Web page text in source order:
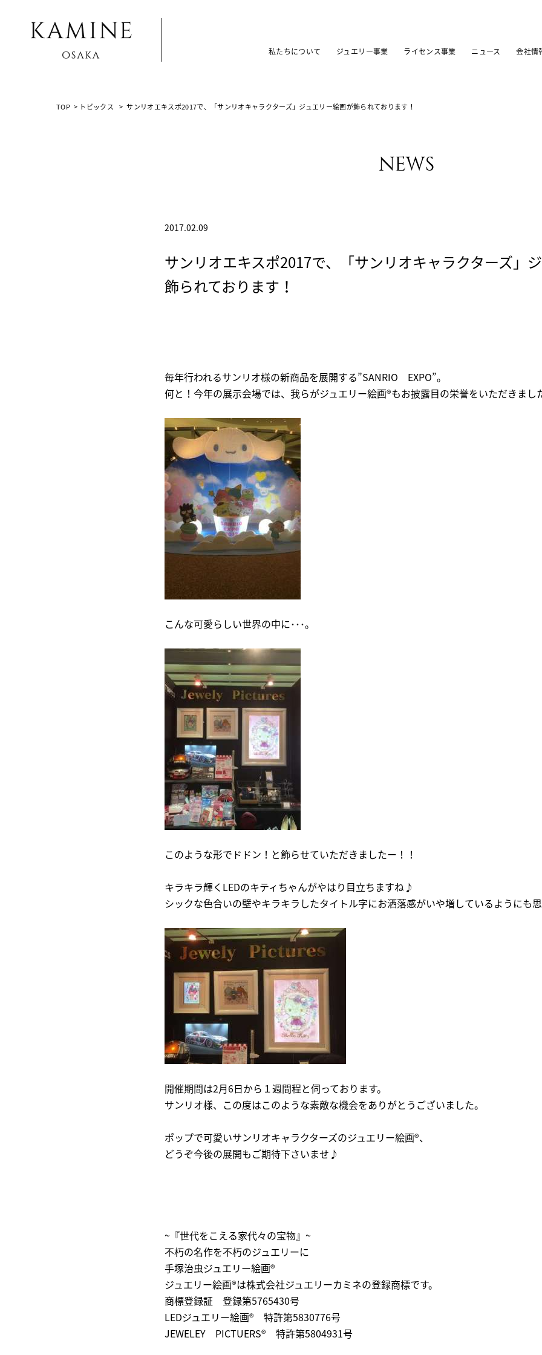
私たちについて ジュエリー事業 ライセンス事業 ニュース 会社情
TOP > トピックス > サンリオエキスポ2017で、「サンリオキャラクターズ」ジュエリー絵画が飾られております！
news
2017.02.09
サンリオエキスポ2017で、「サンリオキャラクターズ」
飾られております！
毎年行われるサンリオ様の新商品を展開する”SANRIO EXPO”。
何と！今年の展示会場では、我らがジュエリー絵画®もお披露目の栄誉をいただきまし
こんな可愛らしい世界の中に･･･。
このような形でドドン！と飾らせていただきましたー！！
キラキラ輝くLEDのキティちゃんがやはり目立ちますね♪
シックな色合いの壁やキラキラしたタイトル字にお洒落感がいや増しているようにも
開催期間は2月6日から１週間程と伺っております。
サンリオ様、この度はこのような素敵な機会をありがとうございました。
ポップで可愛いサンリオキャラクターズのジュエリー絵画®、
どうぞ今後の展開もご期待下さいませ♪
~『世代をこえる家代々の宝物』~
不朽の名作を不朽のジュエリーに
手塚治虫ジュエリー絵画®
ジュエリー絵画®は株式会社ジュエリーカミネの登録商標です。
商標登録証 登録第5765430号
LEDジュエリー絵画® 特許第5830776号
JEWELEY PICTUERS® 特許第5804931号